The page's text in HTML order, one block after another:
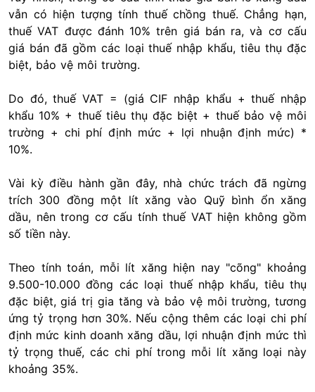
vẫn có hiện tượng tính thuế chồng thuế. Chẳng hạn,
thuế VAT được đánh 10% trên giá bán ra, và cơ cấu
giá bán đã gồm các loại thuế nhập khẩu, tiêu thụ đặc
biệt, bảo vệ môi trường.
Do đó, thuế VAT = (giá CIF nhập khẩu + thuế nhập
khẩu 10% + thuế tiêu thụ đặc biệt + thuế bảo vệ môi
trường + chi phí định mức + lợi nhuận định mức) *
10%.
Vài kỳ điều hành gần đây, nhà chức trách đã ngừng
trích 300 đồng một lít xăng vào Quỹ bình ổn xăng
dầu, nên trong cơ cấu tính thuế VAT hiện không gồm
số tiền này.
Theo tính toán, mỗi lít xăng hiện nay "cõng" khoảng
9.500-10.000 đồng các loại thuế nhập khẩu, tiêu thụ
đặc biệt, giá trị gia tăng và bảo vệ môi trường, tương
ứng tỷ trọng hơn 30%. Nếu cộng thêm các loại chi phí
định mức kinh doanh xăng dầu, lợi nhuận định mức thì
tỷ trọng thuế, các chi phí trong mỗi lít xăng loại này
khoảng 35%.